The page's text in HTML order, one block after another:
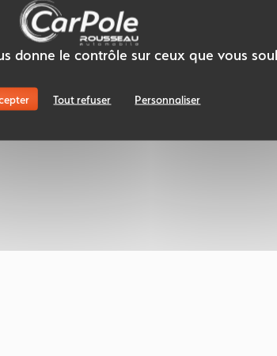
donne le contrôle sur ceux que vous
Tout refuser Personnaliser